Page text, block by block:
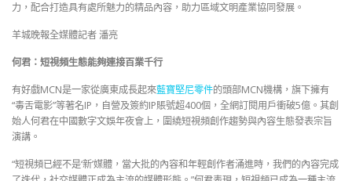
力，配合打造具有處所魅力的精品內容，助力區域文明產業協同發展。
羊城晚報全媒體記者 潘亮
何君：短視頻生態能夠連接百業千行
有好戲MCN是一家從廣東成長起來藍寶堅尼零件的頭部MCN機構，旗下擁有
“毒舌電影”等著名IP，自營及簽約IP賬號超400個，全網訂閱用戶衝破5億。其創
始人何君在中國數字文娛年夜會上，圍繞短視頻創作趨勢與內容生態發表宗旨
演講。
“短視頻已經不是‘新’媒體，當大批的內容和年輕創作者涌進時，我們的內容完成